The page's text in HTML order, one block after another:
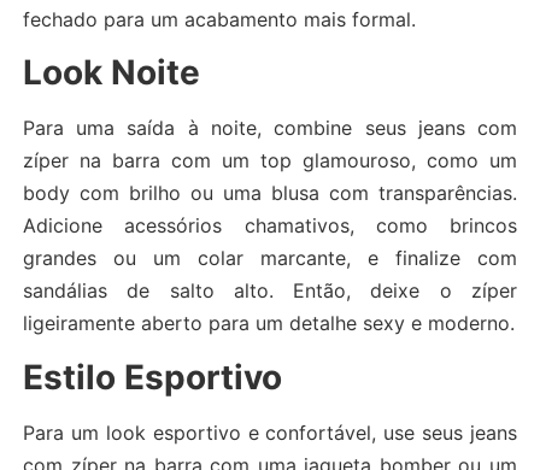
fechado para um acabamento mais formal.
Look Noite
Para uma saída à noite, combine seus jeans com
zíper na barra com um top glamouroso, como um
body com brilho ou uma blusa com transparências.
Adicione acessórios chamativos, como brincos
grandes ou um colar marcante, e finalize com
sandálias de salto alto. Então, deixe o zíper
ligeiramente aberto para um detalhe sexy e moderno.
Estilo Esportivo
Para um look esportivo e confortável, use seus jeans
com zíper na barra com uma jaqueta bomber ou um